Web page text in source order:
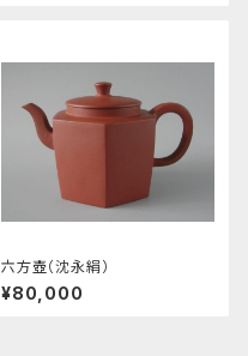
六方壺（沈永絹）
¥80,000